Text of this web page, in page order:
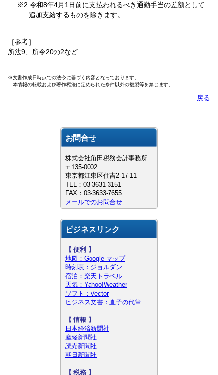
※2 令和8年4月1日前に支払われるべき通勤手当の差額として
追加支給するものを除きます。
［参考］
所法9、所令20の2など
※文書作成日時点での法令に基づく内容となっております。
本情報の転載および著作権法に定められた条件以外の複製等を禁じます。
戻る
お問合せ
株式会社角田税務会計事務所
〒135-0002
東京都江東区住吉2-17-11
TEL：03-3631-3151
FAX：03-3633-7655
メールでのお問合せ
ビジネスリンク
【 便利 】
地図：Google マップ
時刻表：ジョルダン
宿泊：楽天トラベル
天気：Yahoo!Weather
ソフト：Vector
ビジネス文書：直子の代筆
【情報 】
日本経済新聞社
産経新聞社
読売新聞社
朝日新聞社
【 税務 】